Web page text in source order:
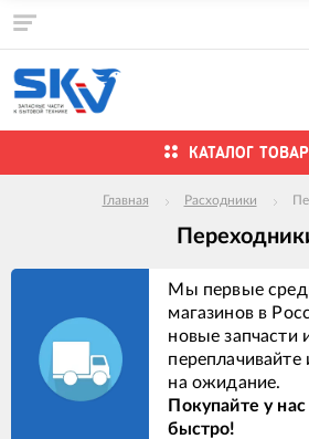
КАТАЛОГ
Главная Расходники
Мы первые
магазинов в
новые запчасти
переплачивайте
на ожидание.
Покупайте у
быстро!